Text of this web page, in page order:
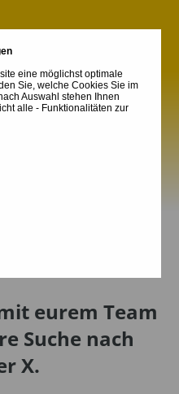
eurem Team
Suche nach
X.
eine möglichst optimale
Sie, welche Cookies Sie im
Auswahl stehen Ihnen
alle - Funktionalitäten zur